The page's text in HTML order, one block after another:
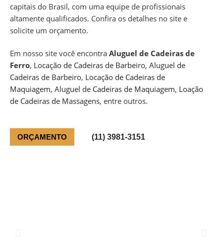
capitais do Brasil, com uma equipe de profissionais
altamente qualificados. Confira os detalhes no site e
solicite um orçamento.
Em nosso site você encontra Aluguel de Cadeiras de
Ferro, Locação de Cadeiras de Barbeiro, Aluguel de
Cadeiras de Barbeiro, Locação de Cadeiras de
Maquiagem, Aluguel de Cadeiras de Maquiagem, Loação
de Cadeiras de Massagens, entre outros.
ORÇAMENTO (11) 3981-3151